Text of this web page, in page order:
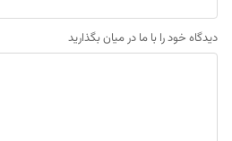
دیدگاه خود را با ما در میان بگذارید